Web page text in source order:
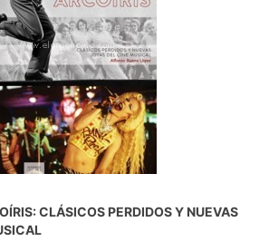
CLÁSICOS PERDIDOS Y NUEVAS